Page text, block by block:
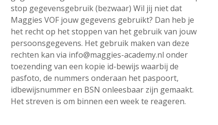
stop gegevensgebruik (bezwaar) Wil jij niet dat
Maggies VOF jouw gegevens gebruikt? Dan heb je
het recht op het stoppen van het gebruik van jouw
persoonsgegevens. Het gebruik maken van deze
rechten kan via info@maggies-academy.nl onder
toezending van een kopie id-bewijs waarbij de
pasfoto, de nummers onderaan het paspoort,
idbewijsnummer en BSN onleesbaar zijn gemaakt.
Het streven is om binnen een week te reageren.